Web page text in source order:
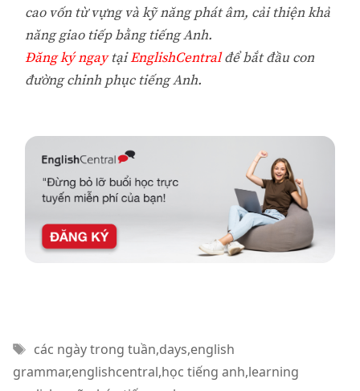
cao vốn từ vựng và kỹ năng phát âm, cải thiện khả
năng giao tiếp bằng tiếng Anh.
Đăng ký ngaytạiEnglishCentralđể bắt đầu con
đường chinh phục tiếng Anh.
Thẻ
các ngày trong tuần,days,english
grammar,englishcentral,học tiếng anh,learning